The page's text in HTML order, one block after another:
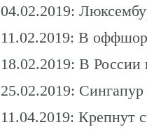
04.02.2019:
11.02.2019: В
18.02.2019: В России
25.02.2019: Сингапур
11.04.2019: Крепнут